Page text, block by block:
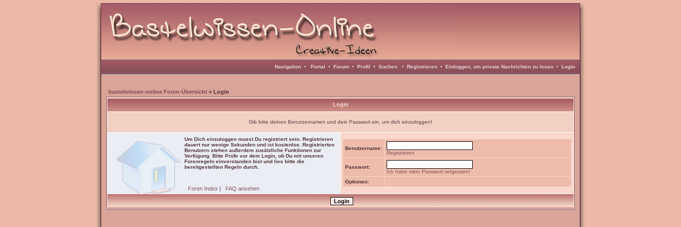
Navigation • Portal • Forum • Profil • Suchen • Registrieren • Einloggen, um private Nachrichten zu lesen • Login
bastelwissen-online Foren-Übersicht » Login
Login
Gib bitte deinen Benutzernamen und dein Passwort ein, um dich einzuloggen!
Um Dich einzuloggen musst Du registriert sein. Registrieren
dauert nur wenige Sekunden und ist kostenlos. Registrierten
Benutzern stehen außerdem zusätzliche Funktionen zur
Verfügung. Bitte Prüfe vor dem Login, ob Du mit unseren
Forenregeln einverstanden bist und lies bitte die
bereitgestellten Regeln durch.
Foren Index | FAQ ansehen
Benutzername:
Registrieren
Passwort:
Ich habe mein Passwort vergessen!
Optionen: